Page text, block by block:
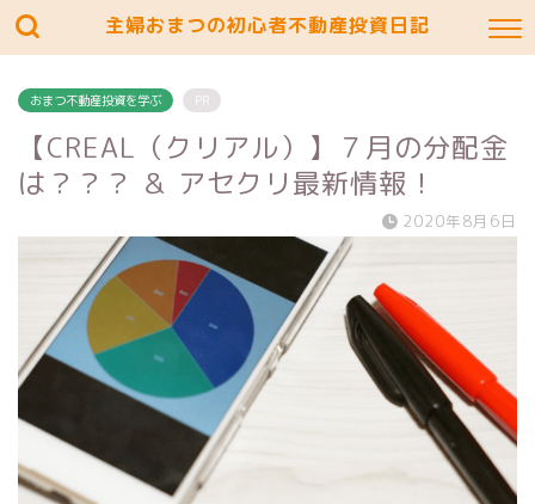
主婦おまつの初心者不動産投資日記
おまつ不動産投資を学ぶ PR
【CREAL（クリアル）】７月の分配金
は？？？ ＆ アセクリ最新情報！
2020年8月6日